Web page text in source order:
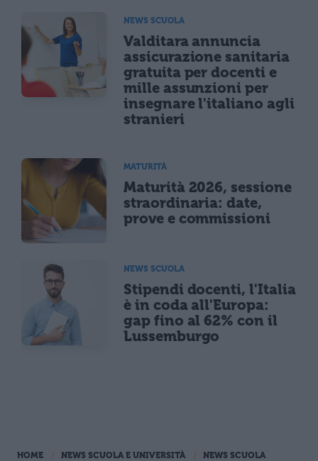
NEWS SCUOLA
Valditara annuncia
assicurazione sanitaria
gratuita per docenti e
mille assunzioni per
insegnare l'italiano agli
stranieri
MATURITÀ
Maturità 2026, sessione
straordinaria: date,
prove e commissioni
NEWS SCUOLA
Stipendi docenti, l'Italia
è in coda all'Europa:
gap fino al 62% con il
Lussemburgo
HOME NEWS SCUOLA E UNIVERSITÀ NEWS SCUOLA